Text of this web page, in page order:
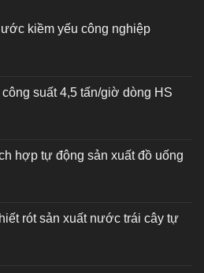
kiềm yếu công nghiệp
công suất 4,5 tấn/giờ dòng HS
hợp tự động sản xuất đồ uống
rót sản xuất nước trái cây tự